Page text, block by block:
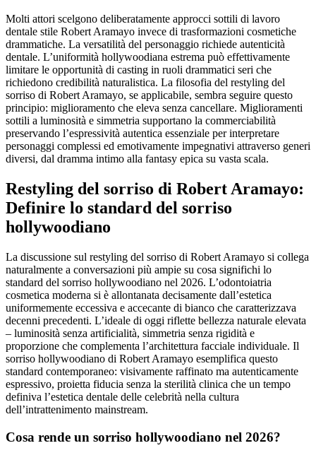
Molti attori scelgono deliberatamente approcci sottili di lavoro
dentale stile Robert Aramayo invece di trasformazioni cosmetiche
drammatiche. La versatilità del personaggio richiede autenticità
dentale. L’uniformità hollywoodiana estrema può effettivamente
limitare le opportunità di casting in ruoli drammatici seri che
richiedono credibilità naturalistica. La filosofia del restyling del
sorriso di Robert Aramayo, se applicabile, sembra seguire questo
principio: miglioramento che eleva senza cancellare. Miglioramenti
sottili a luminosità e simmetria supportano la commerciabilità
preservando l’espressività autentica essenziale per interpretare
personaggi complessi ed emotivamente impegnativi attraverso generi
diversi, dal dramma intimo alla fantasy epica su vasta scala.
Restyling del sorriso di Robert Aramayo:
Definire lo standard del sorriso
hollywoodiano
La discussione sul restyling del sorriso di Robert Aramayo si collega
naturalmente a conversazioni più ampie su cosa significhi lo
standard del sorriso hollywoodiano nel 2026. L’odontoiatria
cosmetica moderna si è allontanata decisamente dall’estetica
uniformemente eccessiva e accecante di bianco che caratterizzava
decenni precedenti. L’ideale di oggi riflette bellezza naturale elevata
– luminosità senza artificialità, simmetria senza rigidità e
proporzione che complementa l’architettura facciale individuale. Il
sorriso hollywoodiano di Robert Aramayo esemplifica questo
standard contemporaneo: visivamente raffinato ma autenticamente
espressivo, proietta fiducia senza la sterilità clinica che un tempo
definiva l’estetica dentale delle celebrità nella cultura
dell’intrattenimento mainstream.
Cosa rende un sorriso hollywoodiano nel 2026?